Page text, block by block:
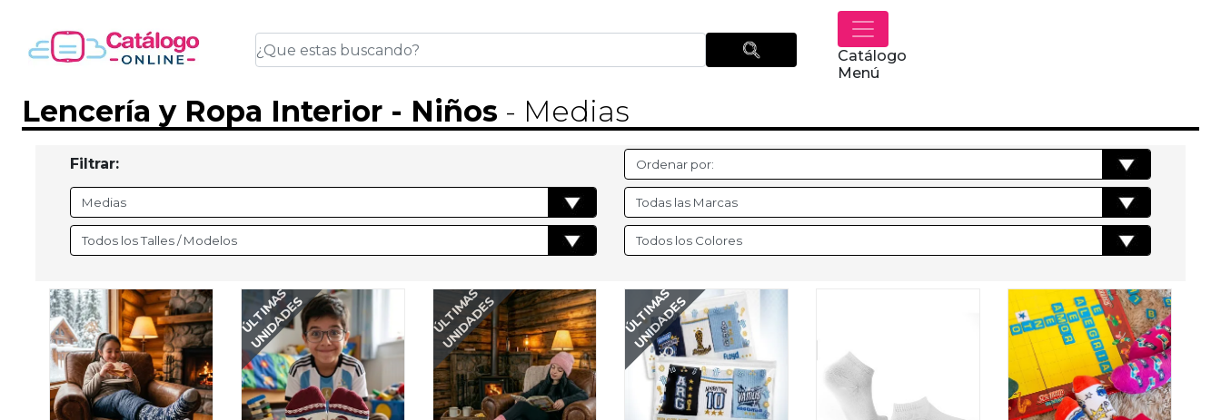
Catálogo
Menú
Lencería y Ropa Interior - Niños - Medias
Filtrar:
ÚLTIMAS
UNIDADES ÚLTIMAS
UNIDADES ÚLTIMAS
UNIDADES